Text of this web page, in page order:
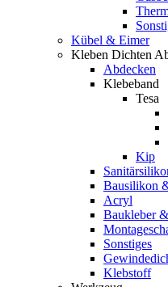
Kübel & Eimer
Kleben Dichten
Abdecken
Klebeband
Tesa
Kip
Bausilikon
Acryl
Baukleber
Sonstiges
Klebstoff